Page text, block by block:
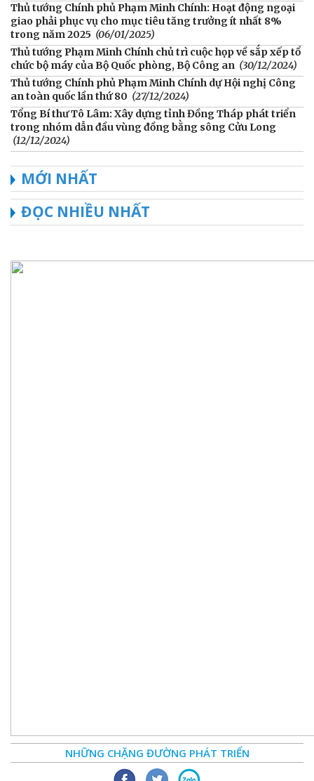
Thủ tướng Chính phủ Phạm Minh Chính: Hoạt động ngoại
giao phải phục vụ cho mục tiêu tăng trưởng ít nhất 8%
trong năm 2025 (06/01/2025)
Thủ tướng Phạm Minh Chính chủ trì cuộc họp về sắp xếp tổ
chức bộ máy của Bộ Quốc phòng, Bộ Công an (30/12/2024)
Thủ tướng Chính phủ Phạm Minh Chính dự Hội nghị Công
an toàn quốc lần thứ 80 (27/12/2024)
Tổng Bí thư Tô Lâm: Xây dựng tỉnh Đồng Tháp phát triển
trong nhóm dẫn đầu vùng đồng bằng sông Cửu Long
(12/12/2024)
MỚI NHẤT
ĐỌC NHIỀU NHẤT
NHỮNG CHẶNG ĐƯỜNG PHÁT TRIỂN